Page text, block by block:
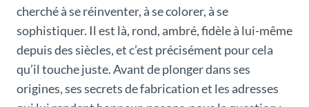
cherché à se réinventer, à se colorer, à se
sophistiquer. Il est là, rond, ambré, fidèle à lui-même
depuis des siècles, et c’est précisément pour cela
qu’il touche juste. Avant de plonger dans ses
origines, ses secrets de fabrication et les adresses